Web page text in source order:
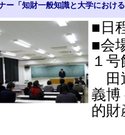
ー「知財一般知識と大学におけ
■日
■会
１号
田
義博
的